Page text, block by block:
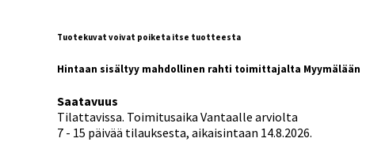
Tuotekuvat voivat poiketa itse tuotteesta
Hintaan sisältyy mahdollinen rahti toimittajalta Myymälään
Saatavuus
Tilattavissa. Toimitusaika Vantaalle arviolta
7 - 15 päivää tilauksesta, aikaisintaan 14.8.2026.